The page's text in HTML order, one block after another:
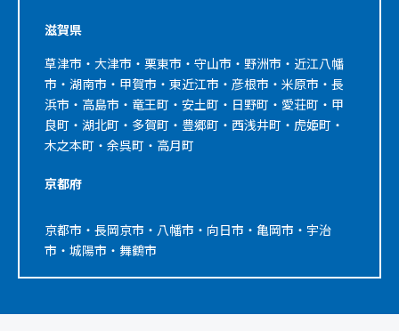
滋賀県
草津市・大津市・栗東市・守山市・野洲市・近江八幡
市・湖南市・甲賀市・東近江市・彦根市・米原市・長
浜市・高島市・竜王町・安土町・日野町・愛荘町・甲
良町・湖北町・多賀町・豊郷町・西浅井町・虎姫町・
木之本町・余呉町・高月町
京都府
京都市・長岡京市・八幡市・向日市・亀岡市・宇治
市・城陽市・舞鶴市